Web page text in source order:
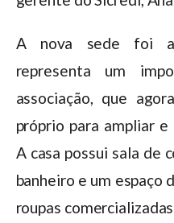
A nova sede foi
representa um
associação, que
próprio para ampliar
A casa possui sala de
banheiro e um espaço
roupas